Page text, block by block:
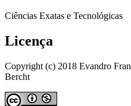
Ciências Exatas e Tecnológicas
Licença
Copyright (c) 2018 Evandro
Bercht